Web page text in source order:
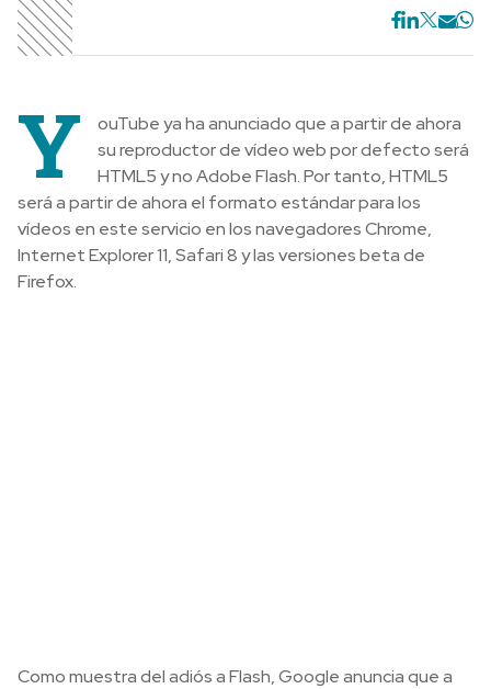
Y
ouTube ya ha anunciado que a partir de ahora
su reproductor de vídeo web por defecto será
HTML5 y no Adobe Flash. Por tanto, HTML5
será a partir de ahora el formato estándar para los
vídeos en este servicio en los navegadores Chrome,
Internet Explorer 11, Safari 8 y las versiones beta de
Firefox.
Como muestra del adiós a Flash, Google anuncia que a